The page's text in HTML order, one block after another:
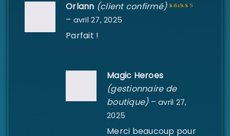
Orlann (client confirmé)
– avril 27, 2025
Parfait !
Magic Heroes
(gestionnaire de
boutique) – avril 27,
2025
Merci beaucoup pour